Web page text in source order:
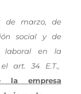
de marzo, de
social y de
laboral en la
art. 34 E.T.,
la empresa